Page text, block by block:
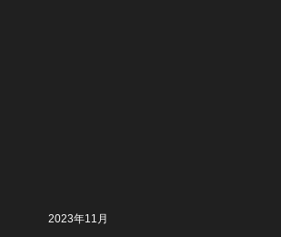
2023年11月